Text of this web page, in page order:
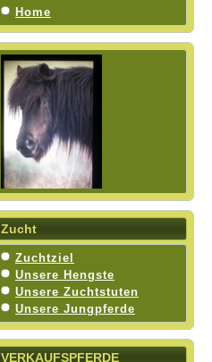
Home
Zucht
Zuchtziel
Unsere Hengste
Unsere Zuchtstuten
Unsere Jungpferde
VERKAUFSPFERDE